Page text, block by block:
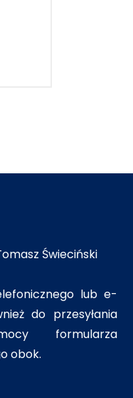
Świeciński
lub e-
do przesyłania
formularza
obok.